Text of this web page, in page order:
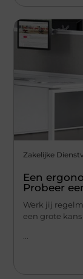
Zakelijke
Een
Probeer
Werk jij
een grote
...